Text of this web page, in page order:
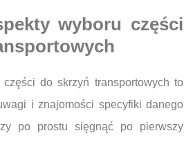
wyboru części
do skrzyń transportowych to
i znajomości specyfiki danego
po prostu sięgnąć po pierwszy